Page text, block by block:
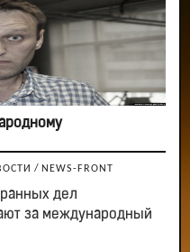
/ NEWS-FRONT
дел
за международный